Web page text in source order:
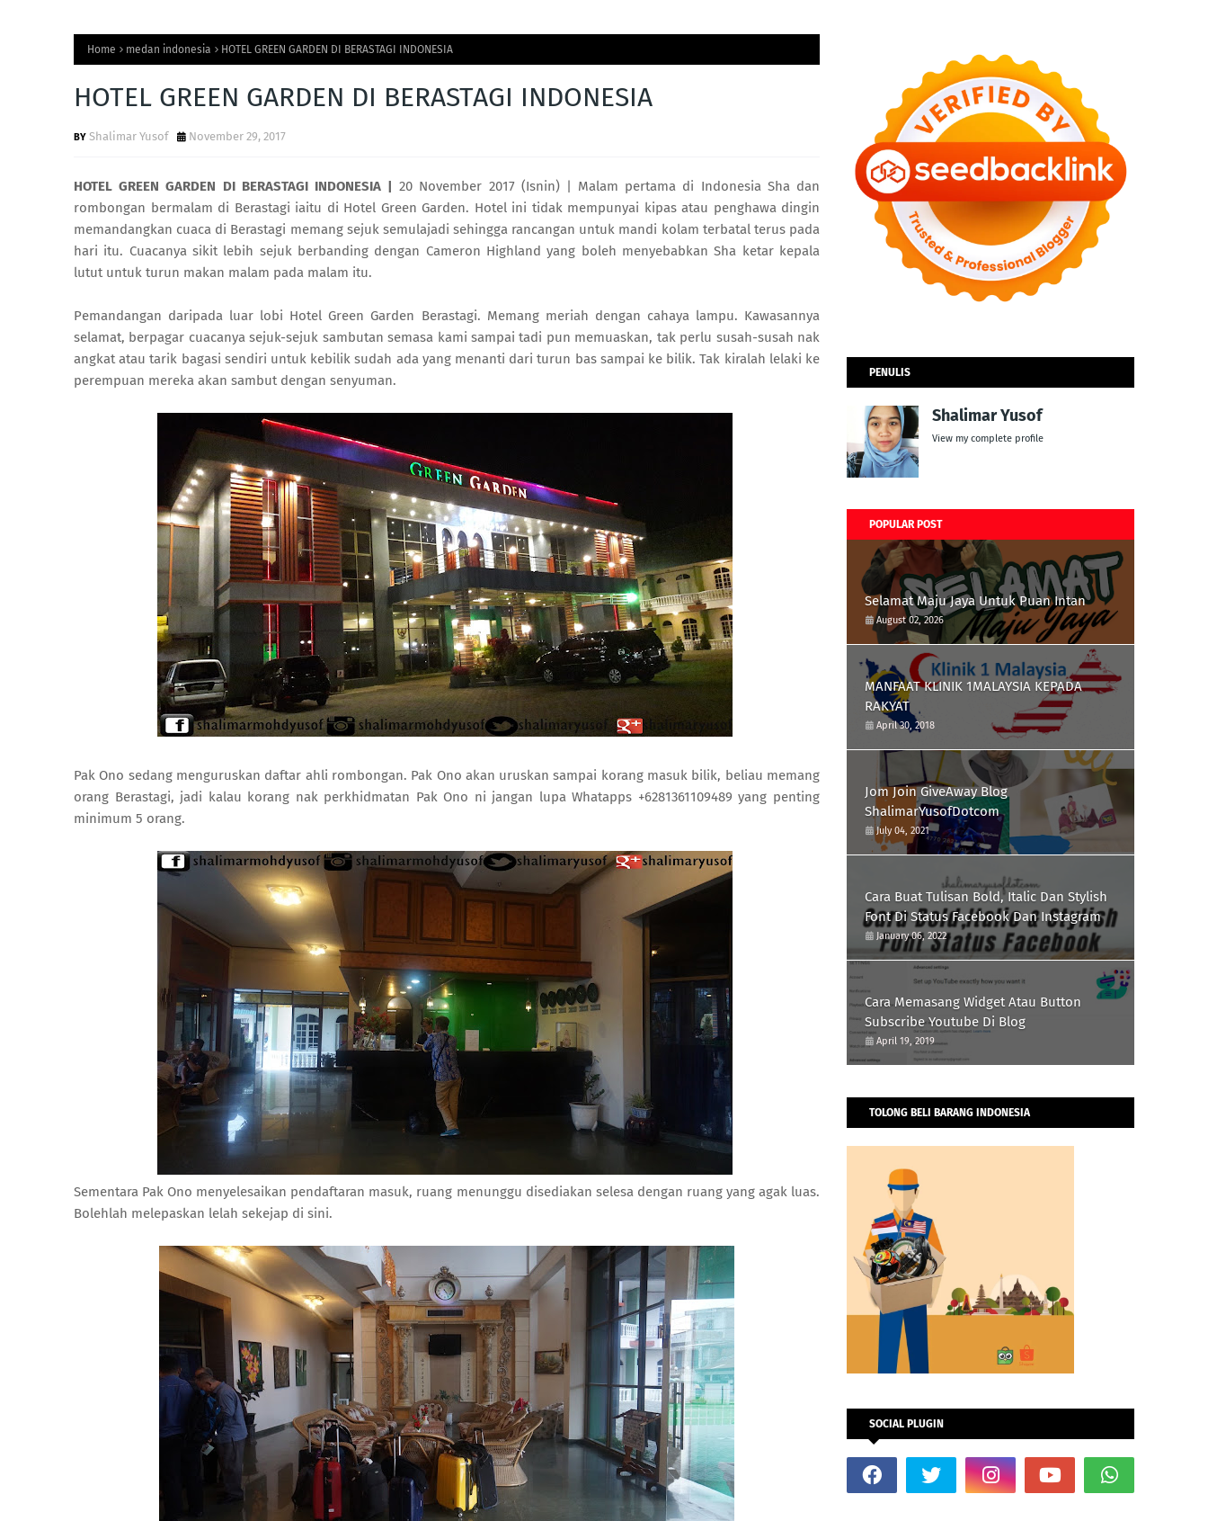
Home medan indonesia HOTEL GREEN GARDEN DI BERASTAGI INDONESIA
HOTEL GREEN GARDEN DI BERASTAGI INDONESIA
Shalimar Yusof November 29, 2017
HOTEL GREEN GARDEN DI BERASTAGI INDONESIA | 20 November 2017 (Isnin) | Malam pertama di Indonesia Sha dan
rombongan bermalam di Berastagi iaitu di Hotel Green Garden. Hotel ini tidak mempunyai kipas atau penghawa dingin
memandangkan cuaca di Berastagi memang sejuk semulajadi sehingga rancangan untuk mandi kolam terbatal terus pada
hari itu. Cuacanya sikit lebih sejuk berbanding dengan Cameron Highland yang boleh menyebabkan Sha ketar kepala
lutut untuk turun makan malam pada malam itu.
Pemandangan daripada luar lobi Hotel Green Garden Berastagi. Memang meriah dengan cahaya lampu. Kawasannya
selamat, berpagar cuacanya sejuk-sejuk sambutan semasa kami sampai tadi pun memuaskan, tak perlu susah-susah nak
angkat atau tarik bagasi sendiri untuk kebilik sudah ada yang menanti dari turun bas sampai ke bilik. Tak kiralah lelaki ke
perempuan mereka akan sambut dengan senyuman.
Pak Ono sedang menguruskan daftar ahli rombongan. Pak Ono akan uruskan sampai korang masuk bilik, beliau memang
orang Berastagi, jadi kalau korang nak perkhidmatan Pak Ono ni jangan lupa Whatapps +6281361109489 yang penting
minimum 5 orang.
Sementara Pak Ono menyelesaikan pendaftaran masuk, ruang menunggu disediakan selesa dengan ruang yang agak luas.
Bolehlah melepaskan lelah sekejap di sini.
PENULIS
Shalimar Yusof
View my complete profile
POPULAR POST
Selamat Maju Jaya Untuk Puan Intan
August 02, 2026
MANFAAT KLINIK 1MALAYSIA KEPADA
RAKYAT
April 30, 2018
Jom Join GiveAway Blog
ShalimarYusofDotcom
July 04, 2021
Cara Buat Tulisan Bold, Italic Dan Stylish
Font Di Status Facebook Dan Instagram
January 06, 2022
Cara Memasang Widget Atau Button
Subscribe Youtube Di Blog
April 19, 2019
TOLONG BELI BARANG INDONESIA
SOCIAL PLUGIN